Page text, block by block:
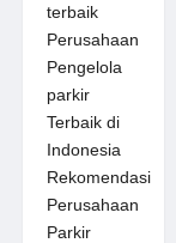
terbaik
Perusahaan
Pengelola
parkir
Terbaik di
Indonesia
Rekomendasi
Perusahaan
Parkir